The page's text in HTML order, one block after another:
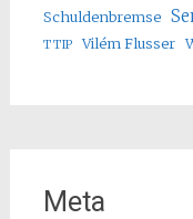
Schuldenbremse
TTIP
Vilém Flusser
Meta